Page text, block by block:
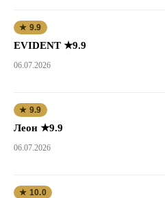
★ 9.9
EVIDENT ★9.9
06.07.2026
★ 9.9
Леон ★9.9
06.07.2026
★ 10.0